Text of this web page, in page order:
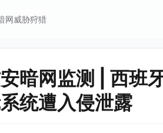
网威胁狩猎
暗网监测 | 西
统遭入侵泄露